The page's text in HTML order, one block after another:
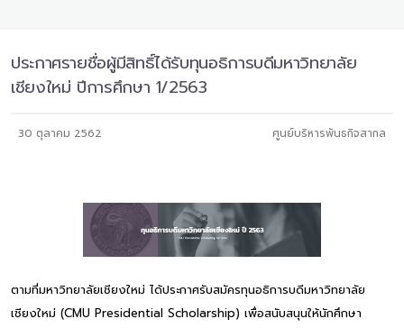
ประกาศรายชื่อผู้มีสิทธิ์ได้รับทุนอธิการบดีมหาวิทยาลัย
เชียงใหม่ ปีการศึกษา 1/2563
30 ตุลาคม 2562 ศูนย์บริหารพันธกิจสากล
ตามที่มหาวิทยาลัยเชียงใหม่ ได้ประกาศรับสมัครทุนอธิการบดีมหาวิทยาลัย
เชียงใหม่ (CMU Presidential Scholarship) เพื่อสนับสนุนให้นักศึกษา